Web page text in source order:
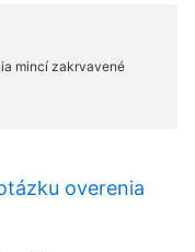
overenia